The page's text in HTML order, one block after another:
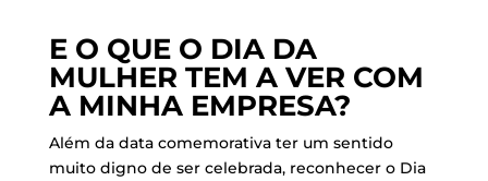
E O QUE O DIA DA
MULHER TEM A VER COM
A MINHA EMPRESA?
Além da data comemorativa ter um sentido
muito digno de ser celebrada, reconhecer o Dia